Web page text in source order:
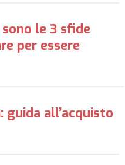
le 3 sfide
per essere
guida all’acquisto